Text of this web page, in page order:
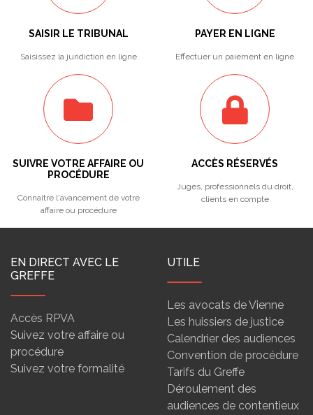
SAISIR LE TRIBUNAL
Saisissez la juridiction en ligne
PAYER EN LIGNE
Effectuer un paiement en ligne
SUIVRE VOTRE AFFAIRE OU
PROCÉDURE
Connaitre l'avancement de votre
affaire ou procédure
ACCÈS RÉSERVÉS
Juges, professionnels du droit,
clients en compte
EN DIRECT AVEC LE
GREFFE
Accès RPVA
Suivez votre affaire ou
procédure
Suivez votre formalité
UTILE
Les avocats de Vienne
Les huissiers de justice
Calendrier des audiences
Convention de procédure
Tarifs du Greffe
Déroulement des
audiences de contentieux